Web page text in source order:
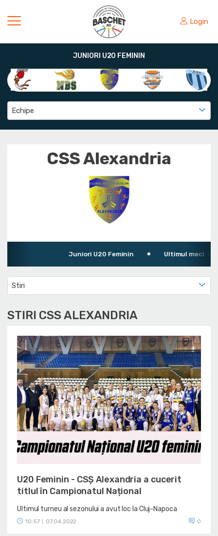
Login
JUNIORI U20 FEMININ
Echipe
CSS Alexandria
Juniori U20 Feminin Ultimul meci: CSS
Stiri
STIRI CSS ALEXANDRIA
U20 Feminin - CSȘ Alexandria a cucerit
titlul în Campionatul Național
Ultimul turneu al sezonului a avut loc la Cluj-Napoca
10:57 07.04.2022 0